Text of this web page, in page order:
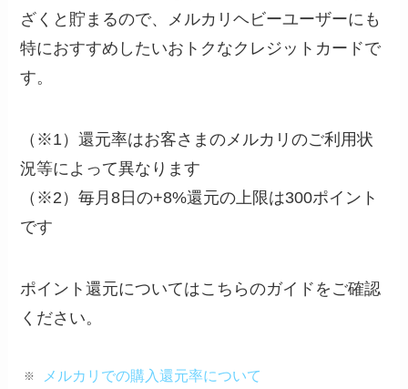
ざくと貯まるので、メルカリヘビーユーザーにも
特におすすめしたいおトクなクレジットカードで
す。
（※1）還元率はお客さまのメルカリのご利用状
況等によって異なります
（※2）毎月8日の+8%還元の上限は300ポイント
です
ポイント還元についてはこちらのガイドをご確認
ください。
メルカリでの購入還元率について